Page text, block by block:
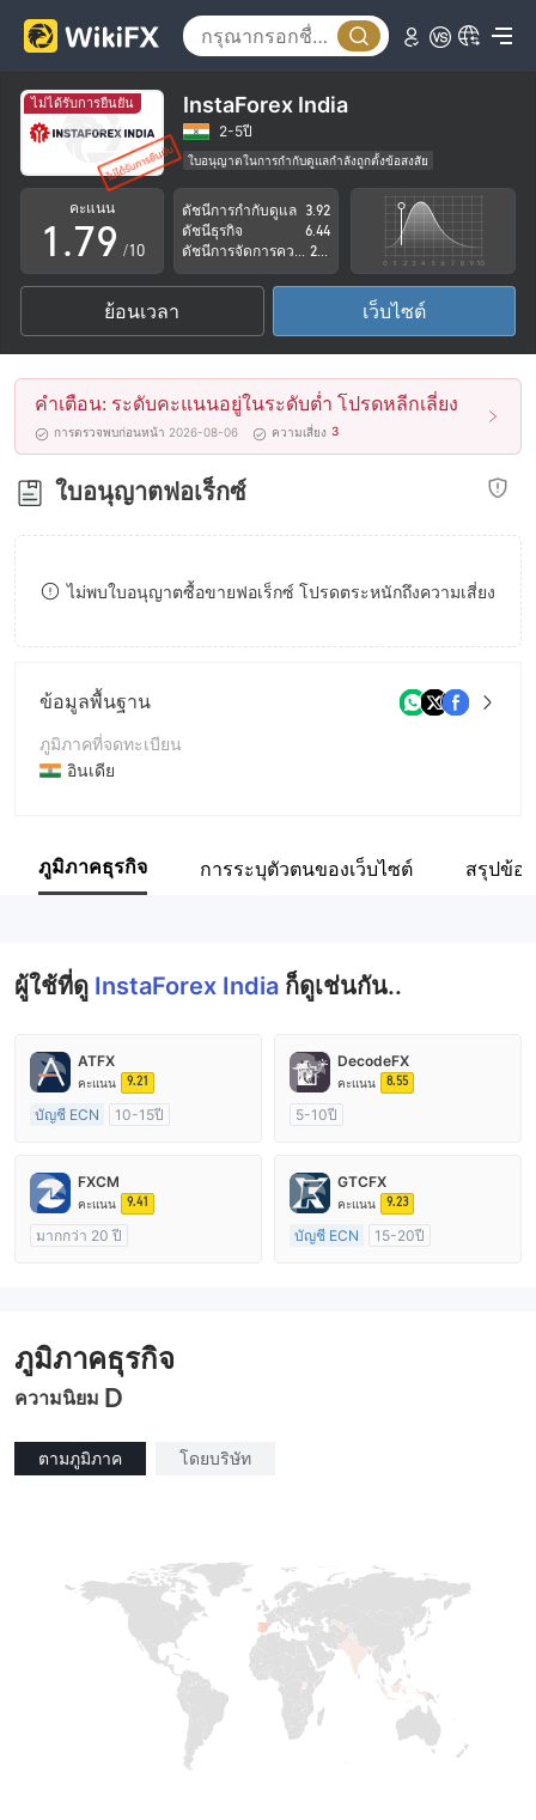
ไม่ได้รับการยืนยัน InstaForex India
2-5ปี
ใบอนุญาตในการกำกับดูแลกำลังถูกตั้งข้อสงสัย
กลุ่มธุรกิจที่ต้องสงสัย
ระวังความเสี่ยงอันตรายที่อาจจะซ่อนอยู่
คะแนน
0
1
2
3
4
5
6
7
8
.
3
4
5
6
7
8
9
5
6
7
8
9 /10
ดัชนีการกำกับดูแล 3.92
ดัชนีธุรกิจ
6.44
ย้อนเวลา เว็บไซต์
คำเตือน: ระดับคะแนนอยู่ในระดับต่ำ โปรดหลีกเลี่ยง
การตรวจพบก่อนหน้า 2026-08-06 ความเสี่ยง 3
ใบอนุญาตฟอเร็กซ์
ไม่พบใบอนุญาตซื้อขายฟอเร็กซ์ โปรดตระหนักถึงความเสี่ยง
ข้อมูลพื้นฐาน
ภูมิภาคที่จดทะเบียน
อินเดีย
ชื่อบริษัท
ภูมิภาคธุรกิจ การระบุตัวตนของเว็บไซต์ สรุปข้อ
ผู้ใช้ที่ดู InstaForex India ก็ดูเช่นกัน..
ATFX
คะแนน 9.21
บัญชี ECN
10-15ปี
ใบอนุญาต MT4 แบบเต็ม
DecodeFX
คะแนน 8.55
5-10ปี
ใบอนุญาต MT4 แบบเต็ม
FXCM
คะแนน 9.41
มากกว่า 20 ปี
GTCFX
คะแนน 9.23
บัญชี ECN
15-20ปี
ภูมิภาคธุรกิจ
ความนิยม D
ตามภูมิภาค โดยบริษัท